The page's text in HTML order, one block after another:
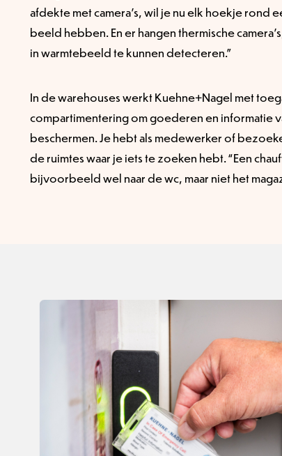
afdekte met camera’s, wil je nu elk hoekje rond
beeld hebben. En er hangen thermische
in warmtebeeld te kunnen detecteren.”
In de warehouses werkt Kuehne+Nagel met
compartimentering om goederen en informatie
beschermen. Je hebt als medewerker of
de ruimtes waar je iets te zoeken hebt. “Een
bijvoorbeeld wel naar de wc, maar niet het